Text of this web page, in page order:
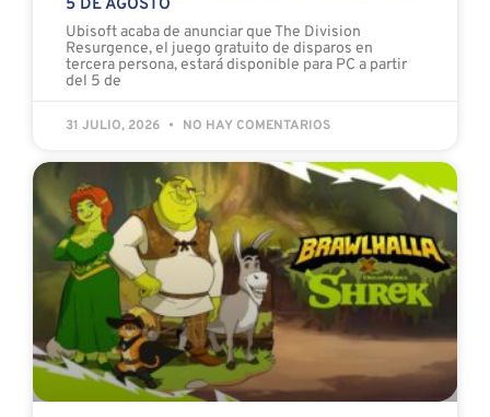
5 DE AGOSTO
Ubisoft acaba de anunciar que The Division
Resurgence, el juego gratuito de disparos en
tercera persona, estará disponible para PC a partir
del 5 de
31 JULIO, 2026 NO HAY COMENTARIOS